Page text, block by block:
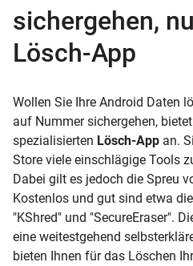
sichergehen,
Lösch-App
Wollen Sie Ihre Android Daten
auf Nummer sichergehen,
spezialisierten Lösch-App an.
Store viele einschlägige Tools
Dabei gilt es jedoch die Spreu
Kostenlos und gut sind etwa
"KShred" und "SecureEraser".
eine weitestgehend
bieten Ihnen für das Löschen